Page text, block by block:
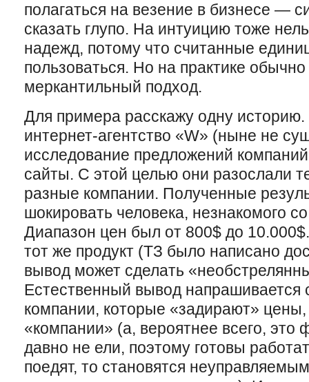
полагаться на везение в бизнесе —
сказать глупо. На интуицию тоже
надежд, потому что считанные
пользоваться. Но на практике
меркантильный подход.
Для примера расскажу одну историю.
интернет-агентство «W» (ныне не
исследование предложений
сайты. С этой целью они разослали
разные компании. Полученные
шокировать человека, незнакомого
Диапазон цен был от 800$ до
тот же продукт (ТЗ было написано
вывод может сделать
Естественный вывод напрашивается
компании, которые «задирают»
«компании» (а, вероятнее всего,
давно не ели, поэтому готовы
поедят, то становятся